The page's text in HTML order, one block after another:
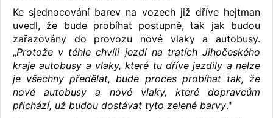
Ke sjednocování barev na vozech již dříve hejtman
uvedl, že bude probíhat postupně, tak jak budou
zařazovány do provozu nové vlaky a autobusy.
„Protože v téhle chvíli jezdí na tratích Jihočeského
kraje autobusy a vlaky, které tu dříve jezdily a nelze
je všechny předělat, bude proces probíhat tak, že
nové autobusy a nové vlaky, které dopravcům
přichází, už budou dostávat tyto zelené barvy."